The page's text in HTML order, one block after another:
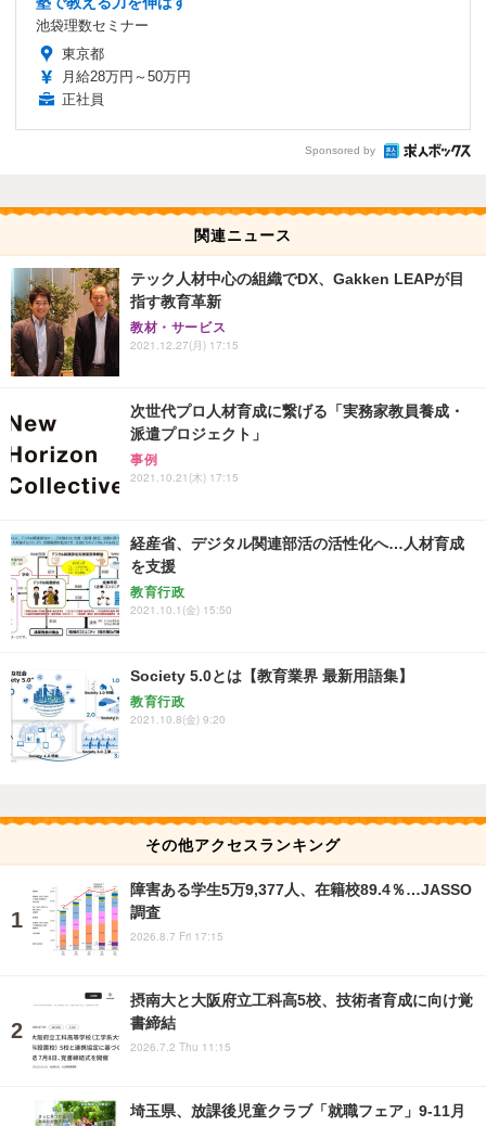
池袋理数セミナー
東京都
月給28万円～50万円
正社員
Sponsored by
関連ニュース
テック人材中心の組織でDX、Gakken LEAPが目
指す教育革新
教材・サービス
2021.12.27(月) 17:15
次世代プロ人材育成に繋げる「実務家教員養成・
派遣プロジェクト」
事例
2021.10.21(木) 17:15
経産省、デジタル関連部活の活性化へ…人材育成
を支援
教育行政
2021.10.1(金) 15:50
Society 5.0とは【教育業界 最新用語集】
教育行政
2021.10.8(金) 9:20
その他アクセスランキング
障害ある学生5万9,377人、在籍校89.4％…JASSO
調査
2026.8.7 Fri 17:15
摂南大と大阪府立工科高5校、技術者育成に向け覚
書締結
2026.7.2 Thu 11:15
埼玉県、放課後児童クラブ「就職フェア」9-11月